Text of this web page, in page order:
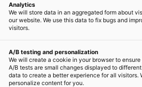
Analytics
We will store data in an aggregated form about
our website. We use this data to fix bugs and
visitors.
A/B testing and personalization
We will create a cookie in your browser to
A/B tests are small changes displayed to
data to create a better experience for all visitors.
personalize content for you.